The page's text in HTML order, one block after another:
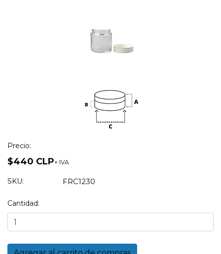
Precio:
$440 CLP+ IVA
SKU: FRC1230
Cantidad: